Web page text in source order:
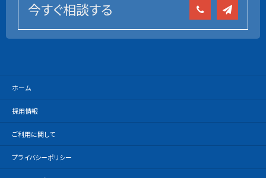
今すぐ相談する
ホーム
採用情報
ご利用に関して
プライバシーポリシー